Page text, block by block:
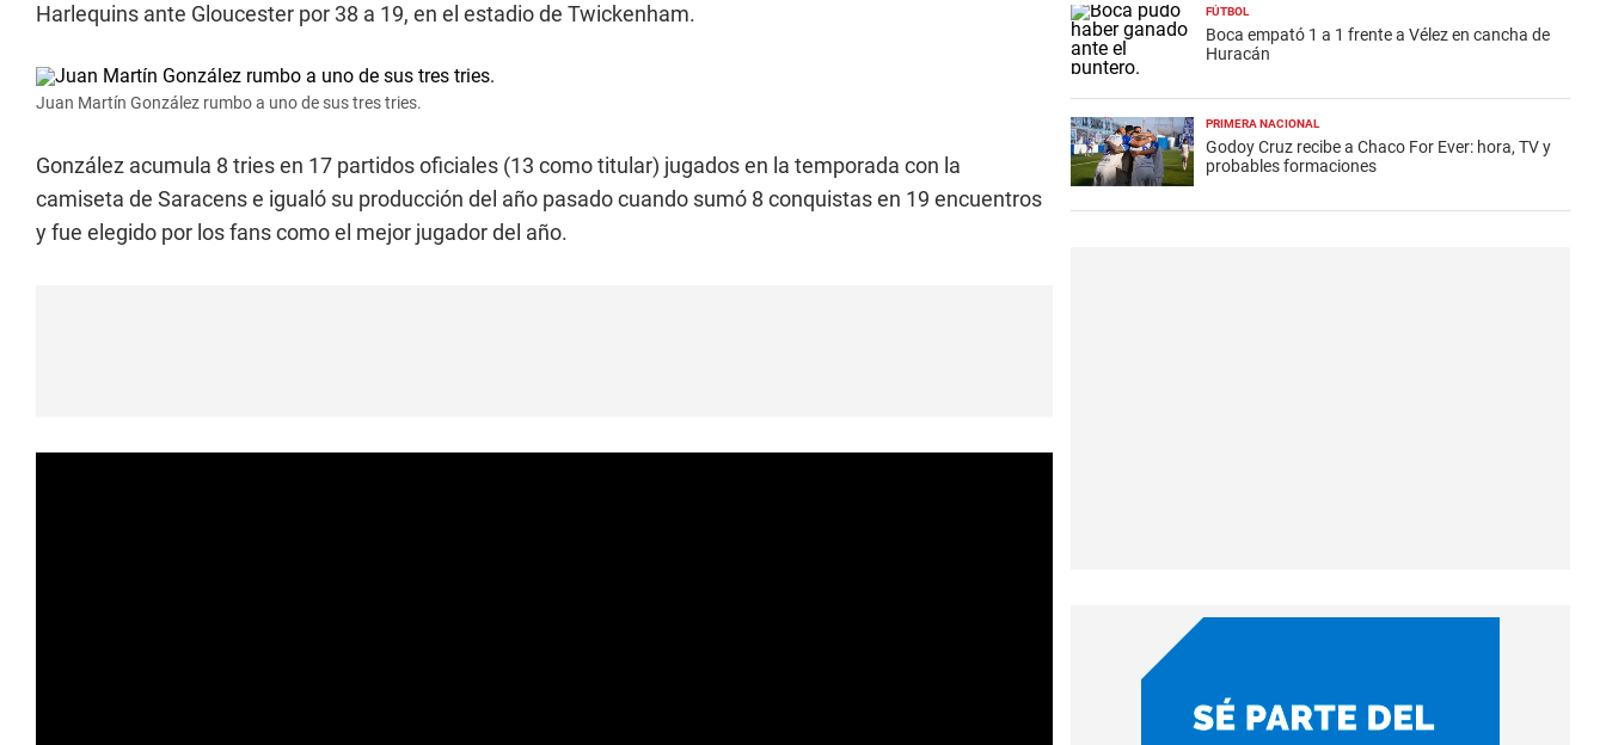
Harlequins ante Gloucester por 38 a 19, en el estadio de Twickenham.
Juan Martín González rumbo a uno de sus tres tries.
González acumula 8 tries en 17 partidos oficiales (13 como titular) jugados en la temporada con la
camiseta de Saracens e igualó su producción del año pasado cuando sumó 8 conquistas en 19 encuentros
y fue elegido por los fans como el mejor jugador del año.
FÚTBOL
Boca empató 1 a 1 frente a Vélez en cancha de
Huracán
PRIMERA NACIONAL
Godoy Cruz recibe a Chaco For Ever: hora, TV y
probables formaciones